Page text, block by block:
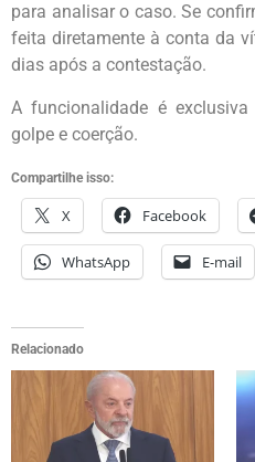
para analisar o caso. Se
feita diretamente à conta da
dias após a contestação.
A funcionalidade é
golpe e coerção.
Compartilhe isso:
X Facebook
WhatsApp E-mail
Relacionado